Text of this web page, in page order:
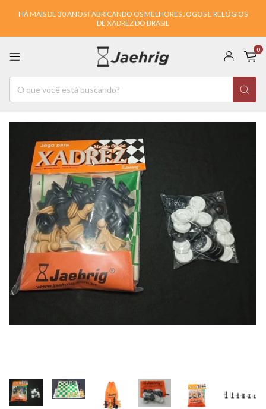
HÁ MAIS DE 30 ANOS FABRICANDO OS MELHORES JOGOS E RELÓGIOS
DE XADREZ DO BRASIL
0